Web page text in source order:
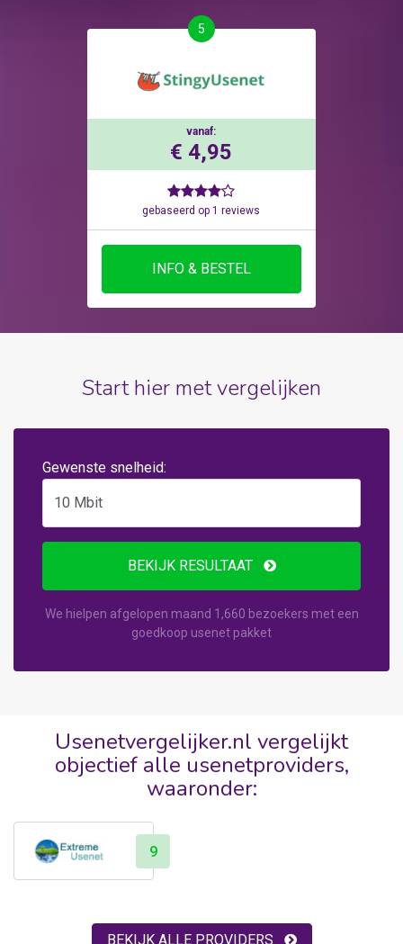
5
vanaf:
€ 4,95
gebaseerd op 1 reviews
INFO & BESTEL
Start hier met vergelijken
Gewenste snelheid:
BEKIJK RESULTAAT
We hielpen afgelopen maand 1,660 bezoekers met een
goedkoop usenet pakket
Usenetvergelijker.nl vergelijkt
objectief alle usenetproviders,
waaronder:
9
BEKIJK ALLE PROVIDERS